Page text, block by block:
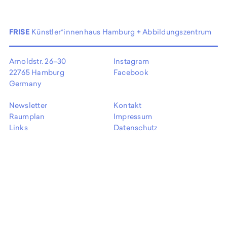
FRISE Künstler*innenhaus Hamburg + Abbildungszentrum
Arnoldstr. 26–30
22765 Hamburg
Germany
Instagram
Facebook
Newsletter
Raumplan
Links
Kontakt
Impressum
Datenschutz